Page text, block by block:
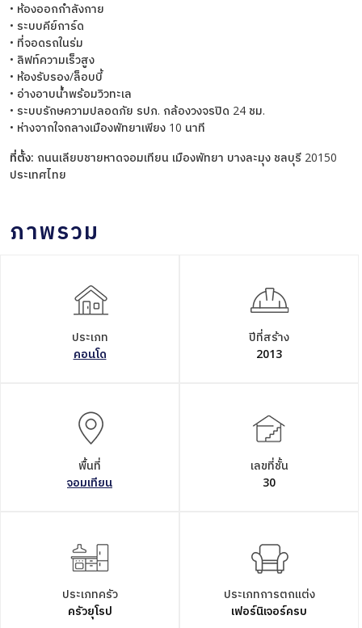
• ห้องออกกำลังกาย
• ระบบคีย์การ์ด
• ที่จอดรถในร่ม
• ลิฟท์ความเร็วสูง
• ห้องรับรอง/ล็อบบี้
• อ่างอาบน้ำพร้อมวิวทะเล
• ระบบรักษความปลอดภัย รปภ. กล้องวงจรปิด 24 ชม.
• ห่างจากใจกลางเมืองพัทยาเพียง 10 นาที
ที่ตั้ง: ถนนเลียบชายหาดจอมเทียน เมืองพัทยา บางละมุง ชลบุรี 20150
ประเทศไทย
ภาพรวม
ประเภท
คอนโด
ปีที่สร้าง
2013
พื้นที่
จอมเทียน
เลขที่ชั้น
30
ประเภทครัว
ครัวยุโรป
ประเภทการตกแต่ง
เฟอร์นิเจอร์ครบ